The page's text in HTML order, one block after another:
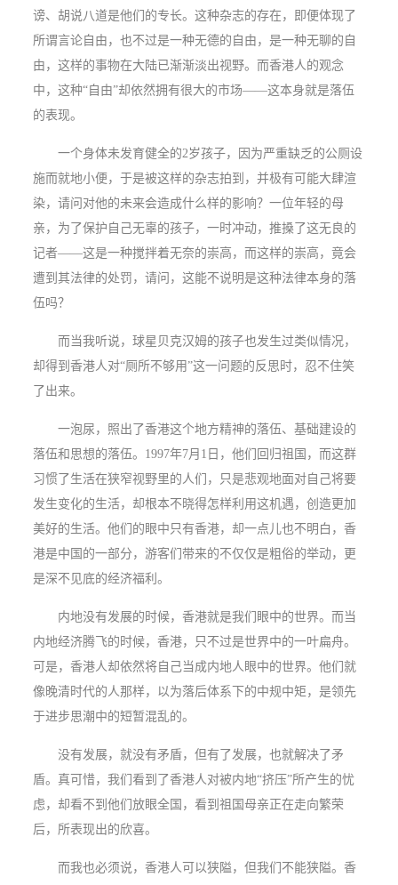
谤、胡说八道是他们的专长。这种杂志的存在，即便体现了
所谓言论自由，也不过是一种无德的自由，是一种无聊的自
由，这样的事物在大陆已渐渐淡出视野。而香港人的观念
中，这种“自由”却依然拥有很大的市场——这本身就是落伍
的表现。
一个身体未发育健全的2岁孩子，因为严重缺乏的公厕设
施而就地小便，于是被这样的杂志拍到，并极有可能大肆渲
染，请问对他的未来会造成什么样的影响？一位年轻的母
亲，为了保护自己无辜的孩子，一时冲动，推搡了这无良的
记者——这是一种搅拌着无奈的崇高，而这样的崇高，竟会
遭到其法律的处罚，请问，这能不说明是这种法律本身的落
伍吗？
而当我听说，球星贝克汉姆的孩子也发生过类似情况，
却得到香港人对“厕所不够用”这一问题的反思时，忍不住笑
了出来。
一泡尿，照出了香港这个地方精神的落伍、基础建设的
落伍和思想的落伍。 1997年7月 1 日，他们回归祖国，而这群
习惯了生活在狭窄视野里的人们，只是悲观地面对自己将要
发生变化的生活，却根本不晓得怎样利用这机遇，创造更加
美好的生活。他们的眼中只有香港，却一点儿也不明白，香
港是中国的一部分，游客们带来的不仅仅是粗俗的举动，更
是深不见底的经济福利。
内地没有发展的时候，香港就是我们眼中的世界。而当
内地经济腾飞的时候，香港，只不过是世界中的一叶扁舟。
可是，香港人却依然将自己当成内地人眼中的世界。他们就
像晚清时代的人那样，以为落后体系下的中规中矩，是领先
于进步思潮中的短暂混乱的。
没有发展，就没有矛盾，但有了发展，也就解决了矛
盾。真可惜，我们看到了香港人对被内地“挤压”所产生的忧
虑，却看不到他们放眼全国，看到祖国母亲正在走向繁荣
后，所表现出的欣喜。
而我也必须说，香港人可以狭隘，但我们不能狭隘。香